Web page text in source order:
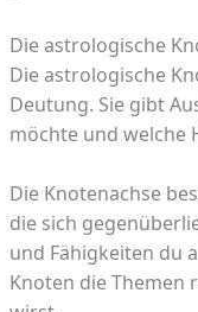
Die astrologische
Die astrologische
Deutung. Sie gibt
möchte und welche
Die Knotenachse
die sich
und Fähigkeiten du
Knoten die